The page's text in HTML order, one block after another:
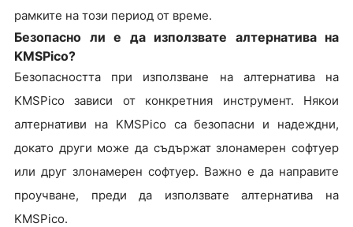
рамките на този период от време.
Безопасно ли е да използвате алтернатива на
KMSPico?
Безопасността при използване на алтернатива на
KMSPico зависи от конкретния инструмент. Някои
алтернативи на KMSPico са безопасни и надеждни,
докато други може да съдържат злонамерен софтуер
или друг злонамерен софтуер. Важно е да направите
проучване, преди да използвате алтернатива на
KMSPico.